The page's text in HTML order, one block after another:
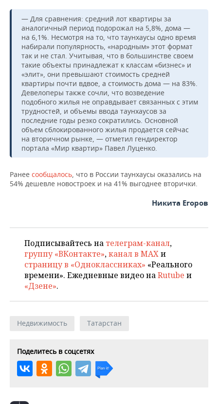
ХОККЕЙ С МЯЧОМ
ПРОИСШЕСТВИЯ
— Для сравнения: средний лот квартиры за
аналогичный период подорожал на 5,8%, дома —
на 6,1%. Несмотря на то, что таунхаусы одно время
набирали популярность, «народным» этот формат
так и не стал. Учитывая, что в большинстве своем
такие объекты принадлежат к классам «бизнес» и
«элит», они превышают стоимость средней
квартиры почти вдвое, а стоимость дома — на 83%.
Девелоперы также сочли, что возведение
подобного жилья не оправдывает связанных с этим
трудностей, и объемы ввода таунхаусов за
последние годы резко сократились. Основной
объем сблокированного жилья продается сейчас
на вторичном рынке, — отметил гендиректор
портала «Мир квартир» Павел Луценко.
Ранее сообщалось, что в России таунхаусы оказались на
54% дешевле новостроек и на 41% выгоднее вторички.
Никита Егоров
Подписывайтесь на телеграм-канал,
группу «ВКонтакте»,канал в MAXи
страницу в «Одноклассниках» «Реального
времени». Ежедневные видео наRutube и
«Дзене».
Недвижимость Татарстан
Поделитесь в соцсетях